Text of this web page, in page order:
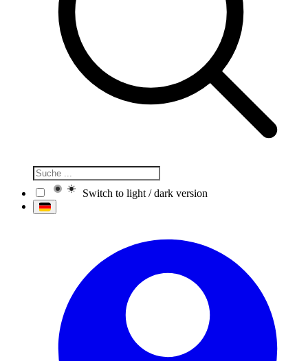
Switch to light / dark version